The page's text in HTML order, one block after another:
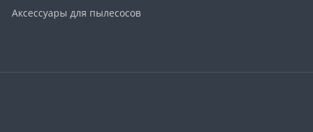
Аксессуары для пылесосов